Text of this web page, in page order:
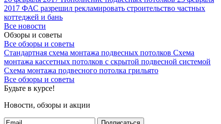
2017 ФАС разрешил рекламировать строительство частных
коттеджей и бань
Все новости
Обзоры и советы
Все обзоры и советы
Стандартная схема монтажа подвесных потолков Схема
монтажа кассетных потолков с скрытой подвесной системой
Схема монтажа подвесного потолка грильято
Все обзоры и советы
Будьте в курсе!
Новости, обзоры и акции